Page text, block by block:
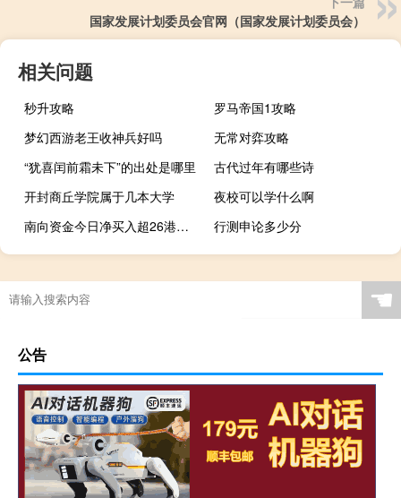
国家发展计划委员会官网（国家发展计划委员会）
相关问题
秒升攻略
罗马帝国1攻略
梦幻西游老王收神兵好吗
无常对弈攻略
“犹喜闰前霜未下”的出处是哪里
古代过年有哪些诗
开封商丘学院属于几本大学
夜校可以学什么啊
南向资金今日净买入超26港元 中海油获净买入居前
行测申论多少分
☚
公告